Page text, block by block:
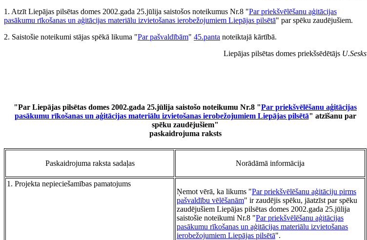
1. Atzīt Liepājas pilsētas domes 2002.gada 25.jūlija saistošos noteikumus Nr.8 "Par priekšvēlēšanu aģitācijas
pasākumu rīkošanas un aģitācijas materiālu izvietošanas ierobežojumiem Liepājas pilsētā" par spēku zaudējušiem.
2. Saistošie noteikumi stājas spēkā likuma "Par pašvaldībām" 45.panta noteiktajā kārtībā.
Liepājas pilsētas domes priekšsēdētājs U.Sesks
"Par Liepājas pilsētas domes 2002.gada 25.jūlija saistošo noteikumu Nr.8 "Par priekšvēlēšanu aģitācijas
pasākumu rīkošanas un aģitācijas materiālu izvietošanas ierobežojumiem Liepājas pilsētā" atzīšanu par
spēku zaudējušiem"
paskaidrojuma raksts
Paskaidrojuma raksta sadaļas Norādāmā informācija
1. Projekta nepieciešamības pamatojums
Ņemot vērā, ka likums "Par priekšvēlēšanu aģitāciju pirms
pašvaldību vēlēšanām" ir zaudējis spēku, jāatzīst par spēku
zaudējušiem Liepājas pilsētas domes 2002.gada 25.jūlija
saistošie noteikumi Nr.8 "Par priekšvēlēšanu aģitācijas
pasākumu rīkošanas un aģitācijas materiālu izvietošanas
ierobežojumiem Liepājas pilsētā".